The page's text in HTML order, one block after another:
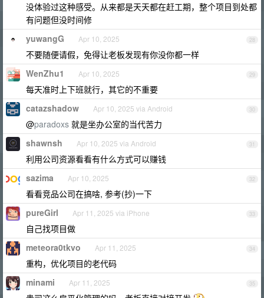
没体验过这种感受。从来都是天天都在赶工期，整个项目到处都
有问题但没时间修
28
yuwangG Apr 10, 2025
不要随便请假，免得让老板发现有你没你都一样
29
WenZhu1 Apr 10, 2025
每天准时上下班就行，其它的不重要
30
catazshadow Apr 10, 2025 via Android
@paradoxs 就是坐办公室的当代苦力
31
shawnsh Apr 10, 2025 via Android
利用公司资源看看有什么方式可以赚钱
32
sazima Apr 10, 2025
看看竞品公司在搞啥, 参考(抄)一下
33
pureGirl Apr 11, 2025 via iPhone
自己找项目做
34
meteora0tkvo Apr 11, 2025
重构，优化项目的老代码
35
minami Apr 11, 2025